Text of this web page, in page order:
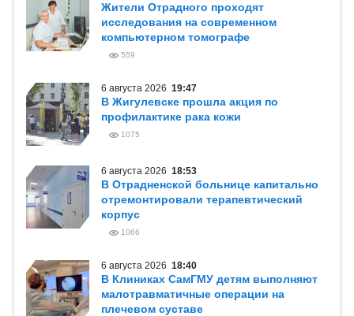
Жители Отрадного проходят
исследования на современном
компьютерном томографе
559
6 августа 2026 19:47
В Жигулевске прошла акция по
профилактике рака кожи
1075
6 августа 2026 18:53
В Отрадненской больнице капитально
отремонтировали терапевтический
корпус
1066
6 августа 2026 18:40
В Клиниках СамГМУ детям выполняют
малотравматичные операции на
плечевом суставе